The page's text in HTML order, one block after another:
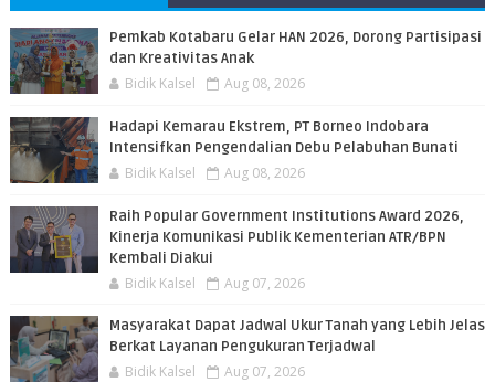
Pemkab Kotabaru Gelar HAN 2026, Dorong Partisipasi
dan Kreativitas Anak
Bidik Kalsel Aug 08, 2026
​Hadapi Kemarau Ekstrem, PT Borneo Indobara
Intensifkan Pengendalian Debu Pelabuhan Bunati
Bidik Kalsel Aug 08, 2026
Raih Popular Government Institutions Award 2026,
Kinerja Komunikasi Publik Kementerian ATR/BPN
Kembali Diakui
Bidik Kalsel Aug 07, 2026
Masyarakat Dapat Jadwal Ukur Tanah yang Lebih Jelas
Berkat Layanan Pengukuran Terjadwal
Bidik Kalsel Aug 07, 2026